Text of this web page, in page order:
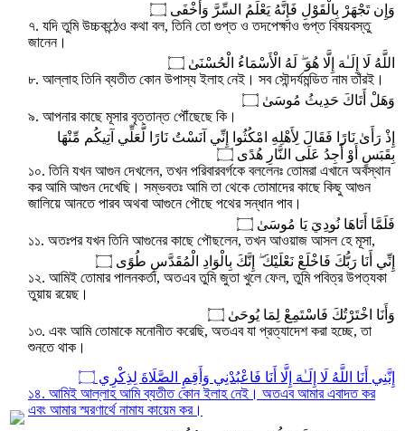
وَإِن تَجْهَرْ بِالْقَوْلِ فَإِنَّهُ يَعْلَمُ السِّرَّ وَأَخْفَى ۝
৭. যদি তুমি উচ্চকন্ঠেও কথা বল, তিনি তো গুপ্ত ও তদপেক্ষাও গুপ্ত বিষয়বস্তু
জানেন।
اللَّهُ لَا إِلَـٰهَ إِلَّا هُوَ ۖ لَهُ الْأَسْمَاءُ الْحُسْنَىٰ ۝
৮. আল্লাহ তিনি ব্যতীত কোন উপাস্য ইলাহ নেই। সব সৌন্দর্যমন্ডিত নাম তাঁরই।
وَهَلْ أَتَاكَ حَدِيثُ مُوسَىٰ ۝
৯. আপনার কাছে মূসার বৃত্তান্ত পৌঁছেছে কি।
إِذْ رَأَىٰ نَارًا فَقَالَ لِأَهْلِهِ امْكُثُوا إِنِّي آنَسْتُ نَارًا لَّعَلِّي آتِيكُم مِّنْهَا
بِقَبَسٍ أَوْ أَجِدُ عَلَى النَّارِ هُدًى ۝
১০. তিনি যখন আগুন দেখলেন, তখন পরিবারবর্গকে বললেনঃ তোমরা এখানে অবস্থান
কর আমি আগুন দেখেছি। সম্ভবতঃ আমি তা থেকে তোমাদের কাছে কিছু আগুন
জালিয়ে আনতে পারব অথবা আগুনে পৌছে পথের সন্ধান পাব।
فَلَمَّا أَتَاهَا نُودِيَ يَا مُوسَىٰ ۝
১১. অতঃপর যখন তিনি আগুনের কাছে পৌছলেন, তখন আওয়াজ আসল হে মূসা,
إِنِّي أَنَا رَبُّكَ فَاخْلَعْ نَعْلَيْكَ ۖ إِنَّكَ بِالْوَادِ الْمُقَدَّسِ طُوًى ۝
১২. আমিই তোমার পালনকর্তা, অতএব তুমি জুতা খুলে ফেল, তুমি পবিত্র উপত্যকা
তুয়ায় রয়েছ।
وَأَنَا اخْتَرْتُكَ فَاسْتَمِعْ لِمَا يُوحَىٰ ۝
১৩. এবং আমি তোমাকে মনোনীত করেছি, অতএব যা প্রত্যাদেশ করা হচ্ছে, তা
শুনতে থাক।
إِنَّنِي أَنَا اللَّهُ لَا إِلَـٰهَ إِلَّا أَنَا فَاعْبُدْنِي وَأَقِمِ الصَّلَاةَ لِذِكْرِي ۝
১৪. আমিই আল্লাহ আমি ব্যতীত কোন ইলাহ নেই। অতএব আমার এবাদত কর
এবং আমার স্মরণার্থে নামায কায়েম কর।